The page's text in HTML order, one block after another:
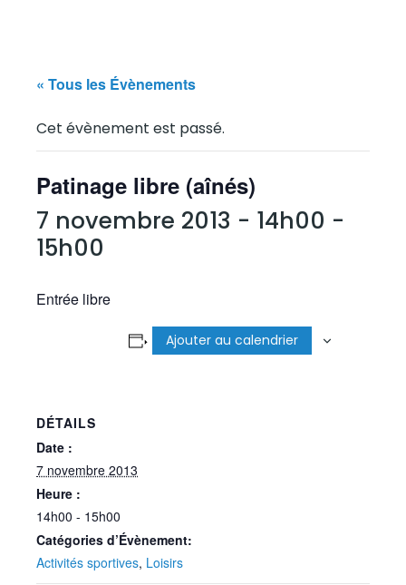
« Tous les Évènements
Cet évènement est passé.
Patinage libre (aînés)
7 novembre 2013 - 14h00 -
15h00
Entrée libre
Ajouter au calendrier
DÉTAILS
Date :
7 novembre 2013
Heure :
14h00 - 15h00
Catégories d’Évènement:
Activités sportives, Loisirs